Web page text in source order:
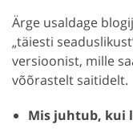
Ärge usaldage
„täiesti
versioonist, mille
võõrastelt saitidelt.
Mis juhtub, kui